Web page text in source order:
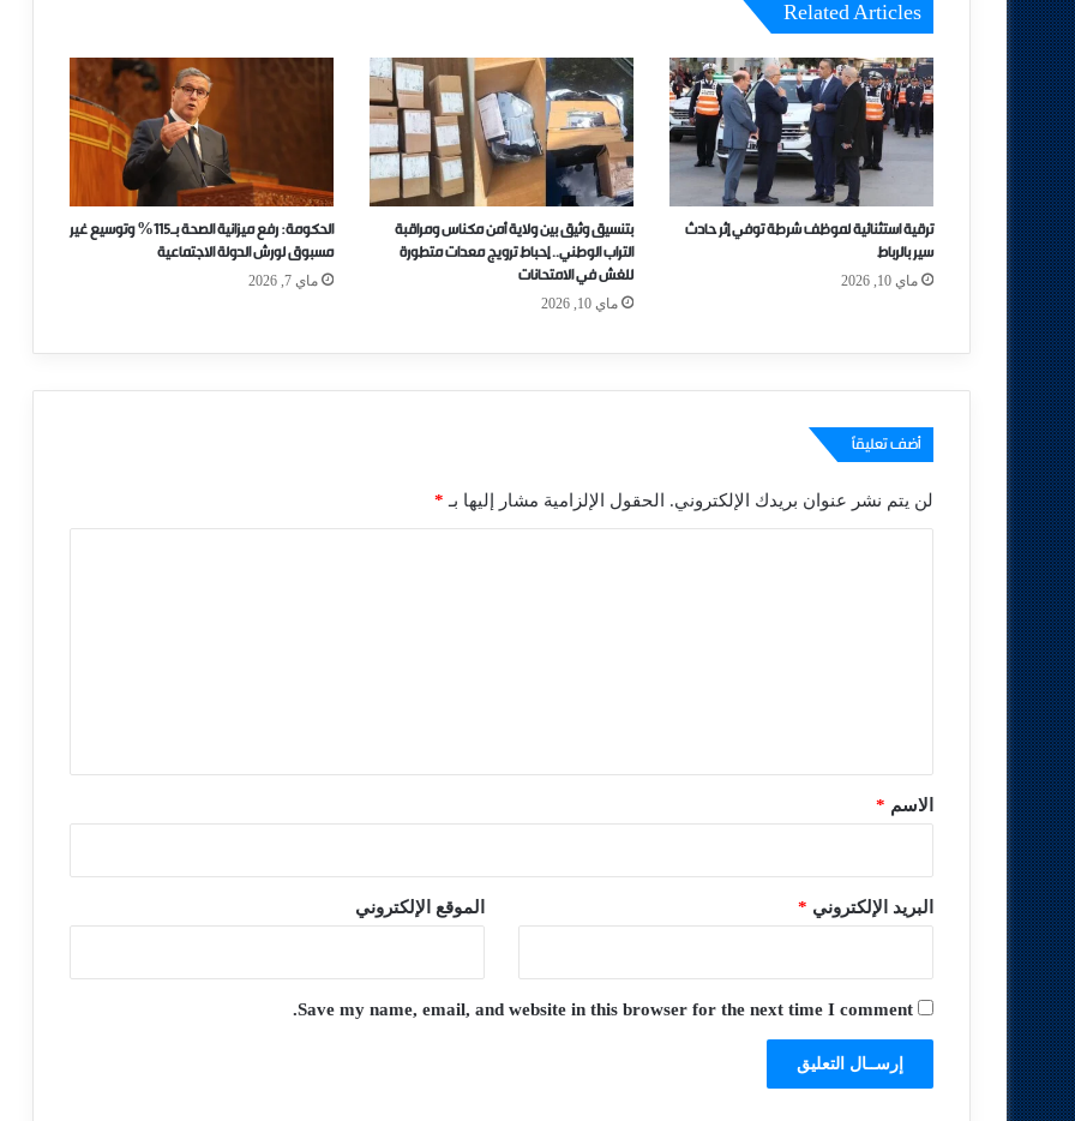
Related Articles
ترقية استثنائية لموظف شرطة توفي إثر حادث
سير بالرباط
ماي 10, 2026
بتنسيق وثيق بين ولاية أمن مكناس ومراقبة
التراب الوطني.. إحباط ترويج معدات متطورة
للغش في الامتحانات
ماي 10, 2026
الحكومة: رفع ميزانية الصحة بـ115% وتوسيع غير
مسبوق لورش الدولة الاجتماعية
ماي 7, 2026
أضف تعليقاً
لن يتم نشر عنوان بريدك الإلكتروني. الحقول الإلزامية مشار إليها بـ *
*الاسم *
البريد الإلكتروني * الموقع الإلكتروني
Save my name, email, and website in this browser for the next time I comment.